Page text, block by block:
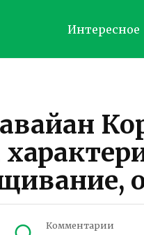
Интересное
Комментарии